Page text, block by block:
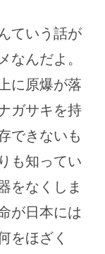
ていう話が
なんだよ。
に原爆が落
ガサキを持
できないも
も知ってい
をなくしま
が日本には
をほざく